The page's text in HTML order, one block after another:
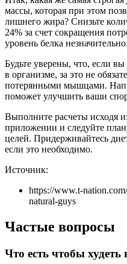
массы, которая при этом
лишнего жира? Снизьте
24% за счет сокращения
уровень белка незначительно.
Будьте уверены, что, если
в организме, за это не
потерянными мышцами.
поможет улучшить ваши
Выполните расчеты исходя
приложении и следуйте
целей. Придерживайтесь
если это необходимо.
Источник:
https://www.t-
natural-guys
Частые вопросы
Что есть чтобы